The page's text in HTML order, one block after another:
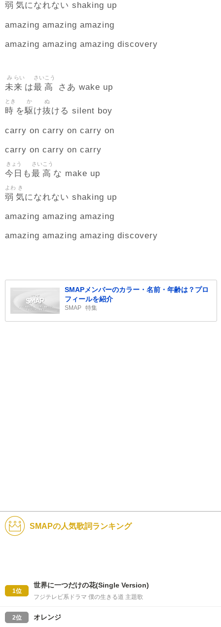
弱 気になれない shaking up
amazing amazing amazing
amazing amazing amazing discovery
未
み
来
らい
は最
さい
高
こう
さあ wake up
時
とき
を駆
か
け抜
ぬ
ける silent boy
carry on carry on carry on
carry on carry on carry
今日
きょう
も最
さい
高
こう
な make up
弱
よわ
気
き
になれない shaking up
amazing amazing amazing
amazing amazing amazing discovery
SMAPメンバーのカラー・名前・年齢は？プロ
フィールを紹介
SMAP 特集
SMAPの人気歌詞ランキング
1位
世界に一つだけの花(Single Version)
フジテレビ系ドラマ 僕の生きる道 主題歌
2位 オレンジ